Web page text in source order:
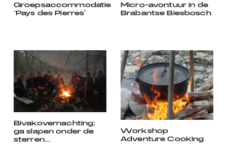
Groepsaccommodatie
‘Pays des Pierres’
Micro-avontuur in de
Brabantse Biesbosch
Bivakovernachting;
ga slapen onder de
sterren…
Workshop
Adventure Cooking